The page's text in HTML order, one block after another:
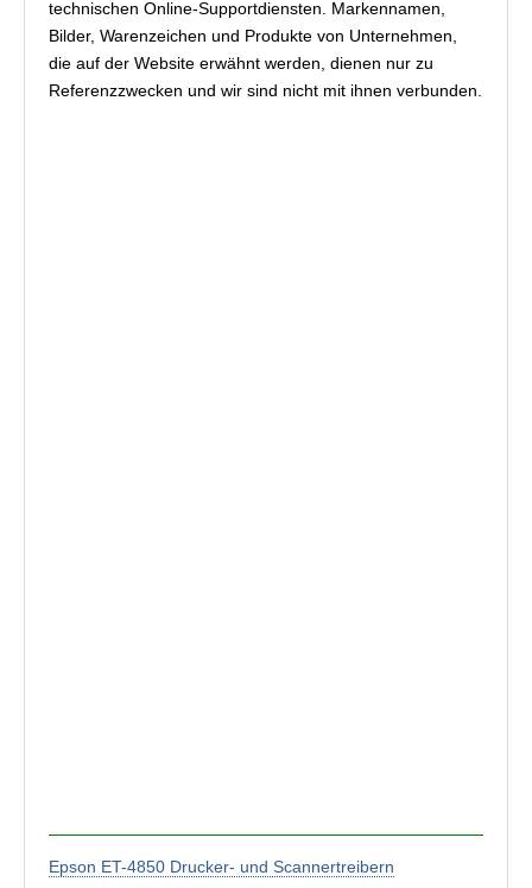
technischen Online-Supportdiensten. Markennamen,
Bilder, Warenzeichen und Produkte von Unternehmen,
die auf der Website erwähnt werden, dienen nur zu
Referenzzwecken und wir sind nicht mit ihnen verbunden.
Epson ET-4850 Drucker- und Scannertreibern